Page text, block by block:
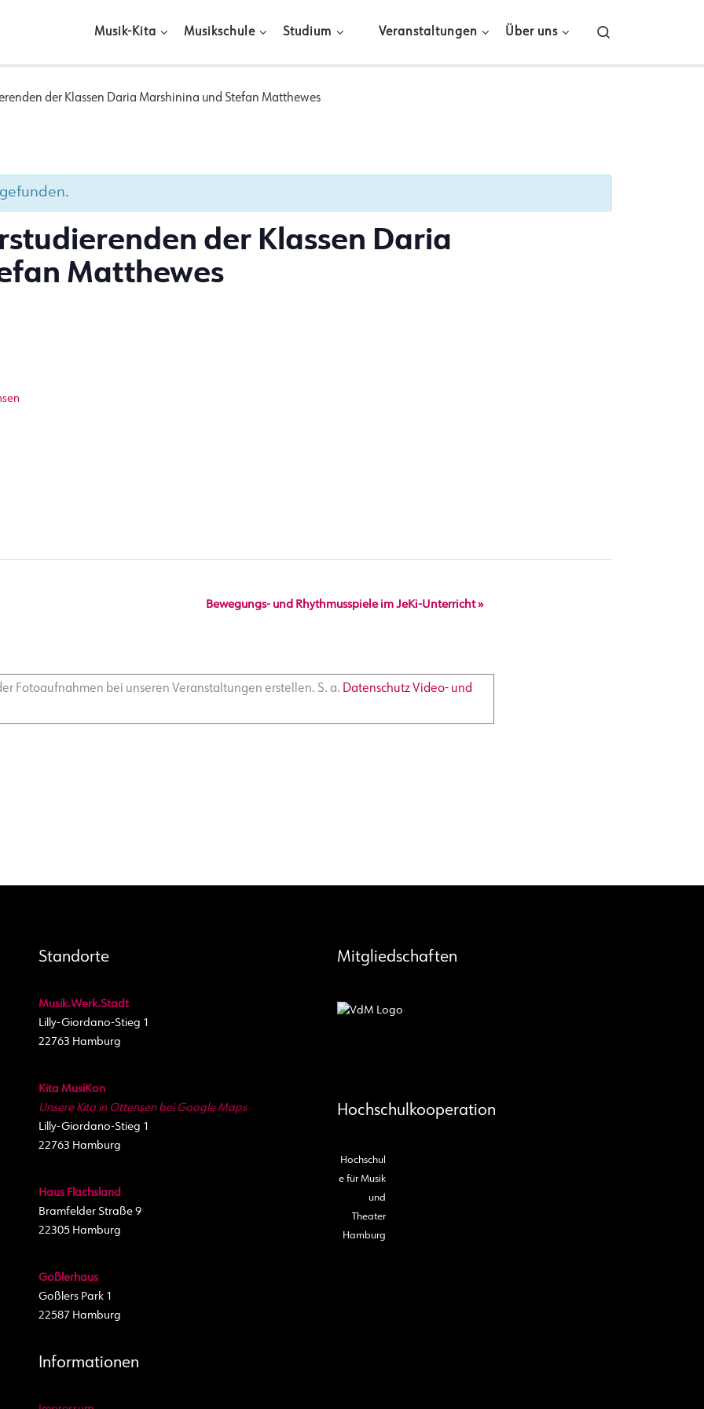
Musik-Kita Musikschule Studium Veranstaltungen Über uns
der Klassen Daria Marshinina und Stefan Matthewes
der Klassen Daria
Matthewes
Bewegungs- und Rhythmusspiele im JeKi-Unterricht»
Fotoaufnahmen bei unseren Veranstaltungen erstellen. S. a. Datenschutz Video- und
Standorte
Musik.Werk.Stadt
Lilly-Giordano-Stieg 1
22763 Hamburg
Kita MusiKon
Unsere Kita in Ottensen bei Google Maps
Lilly-Giordano-Stieg 1
22763 Hamburg
Haus Flachsland
Bramfelder Straße 9
22305 Hamburg
Goßlerhaus
Goßlers Park 1
22587 Hamburg
Informationen
Mitgliedschaften
Hochschulkooperation
Hochschul
e für Musik
und
Theater
Hamburg